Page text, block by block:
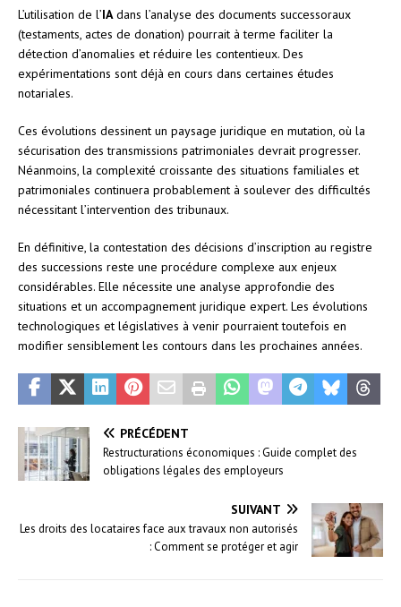
L’utilisation de l’IAdans l’analyse des documents successoraux
(testaments, actes de donation) pourrait à terme faciliter la
détection d’anomalies et réduire les contentieux. Des
expérimentations sont déjà en cours dans certaines études
notariales.
Ces évolutions dessinent un paysage juridique en mutation, où la
sécurisation des transmissions patrimoniales devrait progresser.
Néanmoins, la complexité croissante des situations familiales et
patrimoniales continuera probablement à soulever des difficultés
nécessitant l’intervention des tribunaux.
En définitive, la contestation des décisions d’inscription au registre
des successions reste une procédure complexe aux enjeux
considérables. Elle nécessite une analyse approfondie des
situations et un accompagnement juridique expert. Les évolutions
technologiques et législatives à venir pourraient toutefois en
modifier sensiblement les contours dans les prochaines années.
PRÉCÉDENT
Restructurations économiques : Guide complet des
obligations légales des employeurs
SUIVANT
Les droits des locataires face aux travaux non autorisés
: Comment se protéger et agir